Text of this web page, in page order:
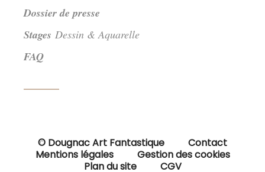
Dossier de presse
Stages Dessin & Aquarelle
FAQ
© Dougnac Art Fantastique
Contact
Mentions légales
Gestion des cookies
Plan du site
CGV